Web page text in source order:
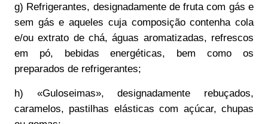
g) Refrigerantes, designadamente de fruta com gás e
sem gás e aqueles cuja composição contenha cola
e/ou extrato de chá, águas aromatizadas, refrescos
em pó, bebidas energéticas, bem como os
preparados de refrigerantes;
h) «Guloseimas», designadamente rebuçados,
caramelos, pastilhas elásticas com açúcar, chupas